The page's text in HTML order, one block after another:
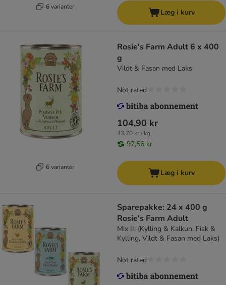
6 varianter
Læg i kurv
6 varianter
Rosie's Farm Adult 6 x 400
g
Vildt & Fasan med Laks
104,90 kr
43,70 kr / kg
97,56 kr
Not rated
Læg i kurv
Sparepakke: 24 x 400 g
Rosie's Farm Adult
Mix II: (Kylling & Kalkun, Fisk &
Kylling, Vildt & Fasan med Laks)
Not rated